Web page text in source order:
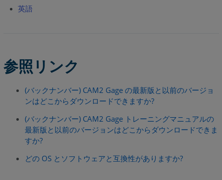
英語
参照リンク
(バックナンバー) CAM2 Gage の最新版と以前のバージョ
ンはどこからダウンロードできますか?
(バックナンバー) CAM2 Gage トレーニングマニュアルの
最新版と以前のバージョンはどこからダウンロードできま
すか?
どの OS とソフトウェアと互換性がありますか?